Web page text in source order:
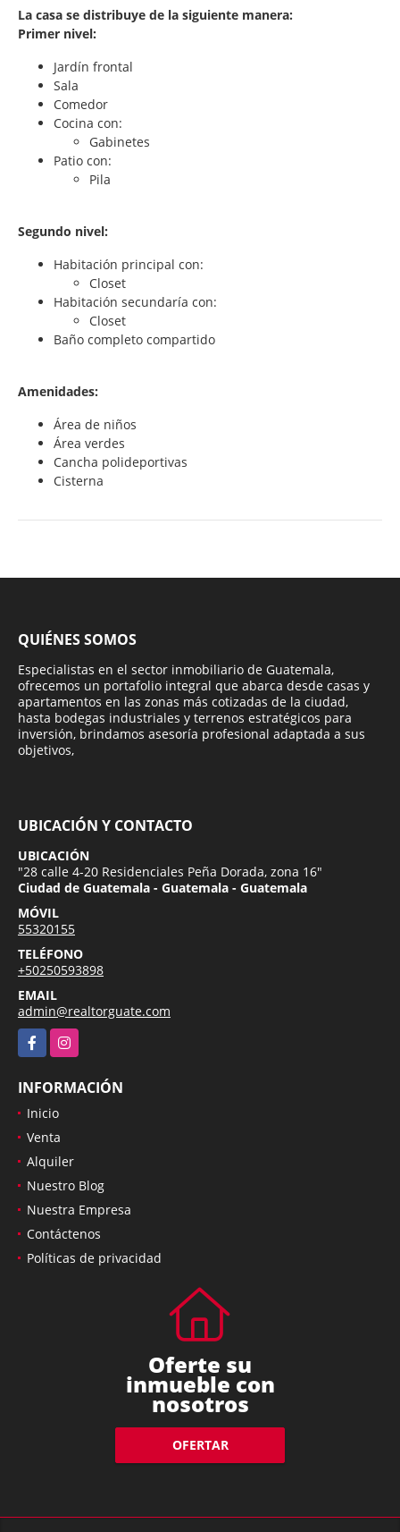
La casa se distribuye de la siguiente manera:
Primer nivel:
Jardín frontal
Sala
Comedor
Cocina con:
Gabinetes
Patio con:
Pila
Segundo nivel:
Habitación principal con:
Closet
Habitación secundaría con:
Closet
Baño completo compartido
Amenidades:
Área de niños
Área verdes
Cancha polideportivas
Cisterna
QUIÉNES SOMOS
Especialistas en el sector inmobiliario de Guatemala,
ofrecemos un portafolio integral que abarca desde casas y
apartamentos en las zonas más cotizadas de la ciudad,
hasta bodegas industriales y terrenos estratégicos para
inversión, brindamos asesoría profesional adaptada a sus
objetivos,
UBICACIÓN Y CONTACTO
UBICACIÓN
"28 calle 4-20 Residenciales Peña Dorada, zona 16"
Ciudad de Guatemala - Guatemala - Guatemala
MÓVIL
55320155
TELÉFONO
+50250593898
EMAIL
admin@realtorguate.com
FacebookInstagram
INFORMACIÓN
Inicio
Venta
Alquiler
Nuestro Blog
Nuestra Empresa
Contáctenos
Políticas de privacidad
Oferte su
inmueble con
nosotros
OFERTAR